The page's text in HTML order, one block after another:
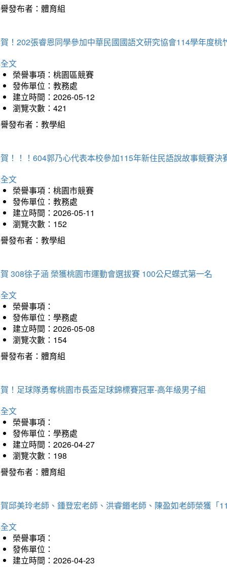
發布者：體育組
！202張睿恩同學參加中華民國國語文研究協會114學年度
文
榮譽事項：桃園區競賽
發佈單位：教務處
建立時間：2026-05-12
瀏覽次數：421
發布者：教學組
！！！604郭乃心代表本校參加115年新住民語說故事競賽決
文
榮譽事項：桃園市競賽
發佈單位：教務處
建立時間：2026-05-11
瀏覽次數：152
發布者：教學組
308徐子涵 榮獲桃園市運動會選拔賽 100公尺蝶式第一名
文
榮譽事項：
發佈單位：學務處
建立時間：2026-05-08
瀏覽次數：154
發布者：體育組
！足球隊勇奪桃園市長盃足球錦標賽冠軍-高年級男子組
文
榮譽事項：
發佈單位：學務處
建立時間：2026-04-27
瀏覽次數：198
發布者：體育組
邱美玲老師、鍾登宏老師、洪睿鍲老師、陳盈如老師榮獲「
文
榮譽事項：
發佈單位：
建立時間：2026-04-23